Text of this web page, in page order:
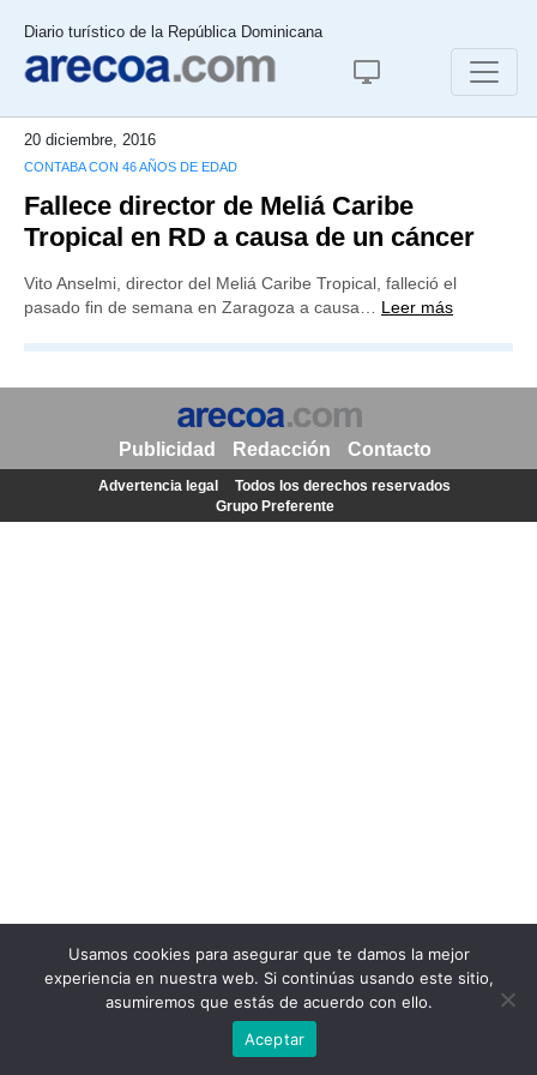
Diario turístico de la República Dominicana
20 diciembre, 2016
CONTABA CON 46 AÑOS DE EDAD
Fallece director de Meliá Caribe
Tropical en RD a causa de un cáncer
Vito Anselmi, director del Meliá Caribe Tropical, falleció el
pasado fin de semana en Zaragoza a causa… Leer más
Usamos cookies para asegurar que te damos la mejor
experiencia en nuestra web. Si continúas usando este sitio,
asumiremos que estás de acuerdo con ello.
Aceptar
Publicidad Redacción Contacto
Advertencia legal
Todos los derechos reservados
Grupo Preferente